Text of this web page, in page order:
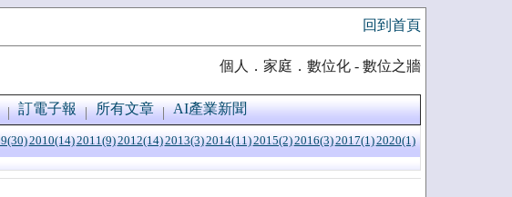
回到首頁
個人．家庭．數位化 - 數位之牆
訂電子報 所有文章 AI產業新聞
2010(14)2011(9)2012(14)2013(3)2014(11)2015(2)2016(3)2017(1)2020(1)